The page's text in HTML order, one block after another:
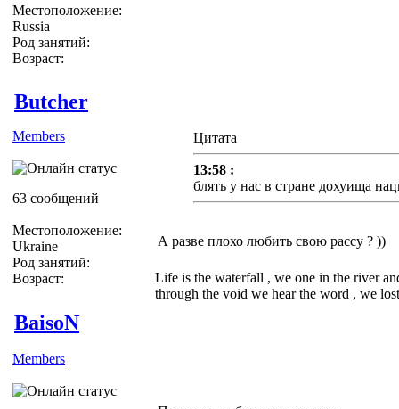
Местоположение:
Russia
Род занятий:
Возраст:
Butcher
Members
63 сообщений
Местоположение:
Ukraine
Род занятий:
Возраст:
Цитата
13:58 :
блять у нас в стране дохуища
А разве плохо любить свою рассу ? ))
Life is the waterfall , we one in the river
through the void we hear the word , we
BaisoN
Members